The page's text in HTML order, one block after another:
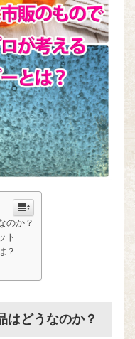
のか？
ト
？
はどうなのか？